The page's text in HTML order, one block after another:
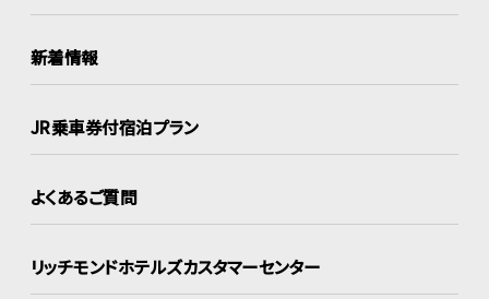
新着情報
JR乗車券付宿泊プラン
よくあるご質問
リッチモンドホテルズカスタマーセンター